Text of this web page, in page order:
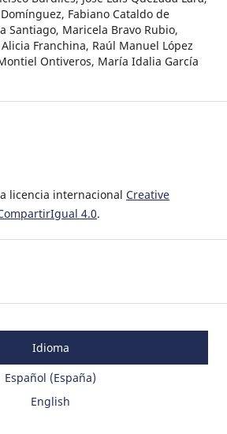
Fabiano Cataldo de
Santiago, Maricela Bravo Rubio,
Franchina, Raúl Manuel López
Ontiveros, María Idalia García
licencia internacional Creative
4.0.
Idioma
Español (España)
English